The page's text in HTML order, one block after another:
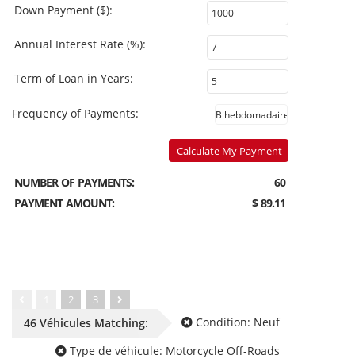
Down Payment ($):
Annual Interest Rate (%):
Term of Loan in Years:
Frequency of Payments:
Calculate My Payment
NUMBER OF PAYMENTS:
60
PAYMENT AMOUNT:
$ 89.11
2 3
46 Véhicules Matching: Condition: Neuf
Type de véhicule: Motorcycle Off-Roads